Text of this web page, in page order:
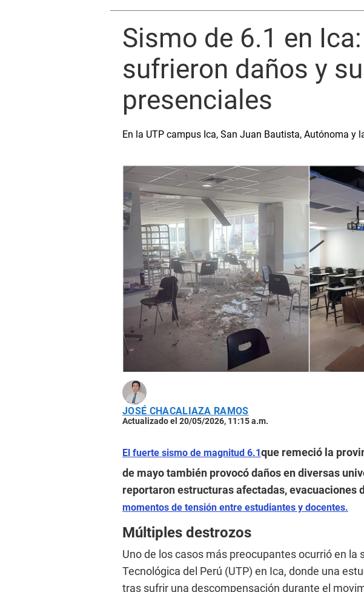
Sismo de 6.1 en
sufrieron daños y
presenciales
En la UTP campus Ica, San Juan Bautista, Autónoma y
JOSÉ CHACALIAZA RAMOS
Actualizado el 20/05/2026, 11:15 a.m.
El fuerte sismo de magnitud 6.1que remeció la
de mayo también provocó daños en diversas
reportaron estructuras afectadas, evacuaciones
momentos de tensión entre estudiantes y docentes.
Múltiples destrozos
Uno de los casos más preocupantes ocurrió en la
Tecnológica del Perú (UTP) en Ica, donde una
tras sufrir una descompensación durante el